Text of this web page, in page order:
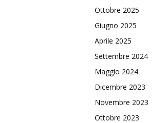
Ottobre 2025
Giugno 2025
Aprile 2025
Settembre 2024
Maggio 2024
Dicembre 2023
Novembre 2023
Ottobre 2023